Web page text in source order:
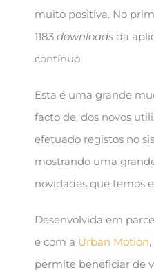
muito positiva. No
1183 downloadsda
contínuo.
Esta é uma grande
facto de, dos novos
efetuado registos no
mostrando uma
novidades que temos
Desenvolvida em
e com a Urban Motion
permite beneficiar de